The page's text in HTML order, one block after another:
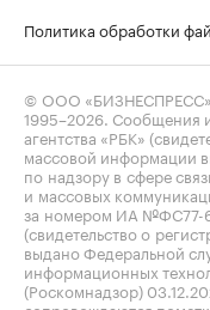
Политика обработки
© ООО
1995–2026 .
агентства «РБК»
массовой информации
по надзору в сфере
и массовых
за номером ИА №ФС77-
(свидетельство о
выдано Федеральной
информационных
(Роскомнадзор)